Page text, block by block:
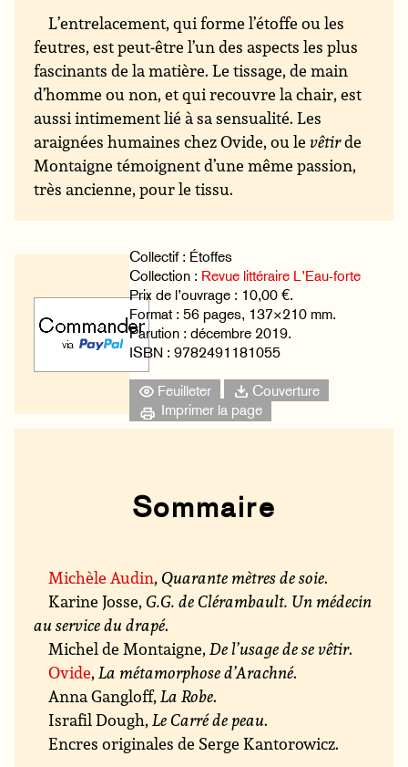
L’entrelacement, qui forme l’étoffe ou les
feutres, est peut-être l’un des aspects les plus
fascinants de la matière. Le tissage, de main
d’homme ou non, et qui recouvre la chair, est
aussi intimement lié à sa sensualité. Les
araignées humaines chez Ovide, ou levêtirde
Montaigne témoignent d’une même passion,
très ancienne, pour le tissu.
Collectif : Étoffes
Collection : Revue littéraire L’Eau-forte
Prix de l’ouvrage : 10,00 €.
Format : 56 pages, 137×210 mm.
Parution : décembre 2019.
ISBN : 9782491181055
Feuilleter
Couverture
Imprimer la page
Sommaire
Michèle Audin, Quarante mètres de soie.
Karine Josse, G.G. de Clérambault. Un médecin
au service du drapé.
Michel de Montaigne, De l’usage de se vêtir.
Ovide, La métamorphose d’Arachné.
Anna Gangloff, La Robe.
Israfil Dough, Le Carré de peau.
Encres originales de Serge Kantorowicz.